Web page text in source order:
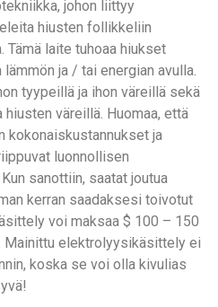
johon liittyy
hiusten follikkeliin
laite tuhoaa hiukset
ja / tai energian avulla.
tyypeillä ja ihon väreillä sekä
väreillä. Huomaa, että
ja
luonnollisen
sanottiin, saatat joutua
kerran saadaksesi toivotut
voi maksaa $ 100 – 150
Mainittu elektrolyysikäsittely ei
koska se voi olla kivulias